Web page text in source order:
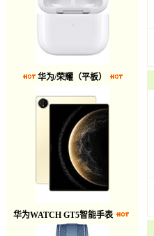
华为/荣耀（平板）
华为WATCH GT5智能手表